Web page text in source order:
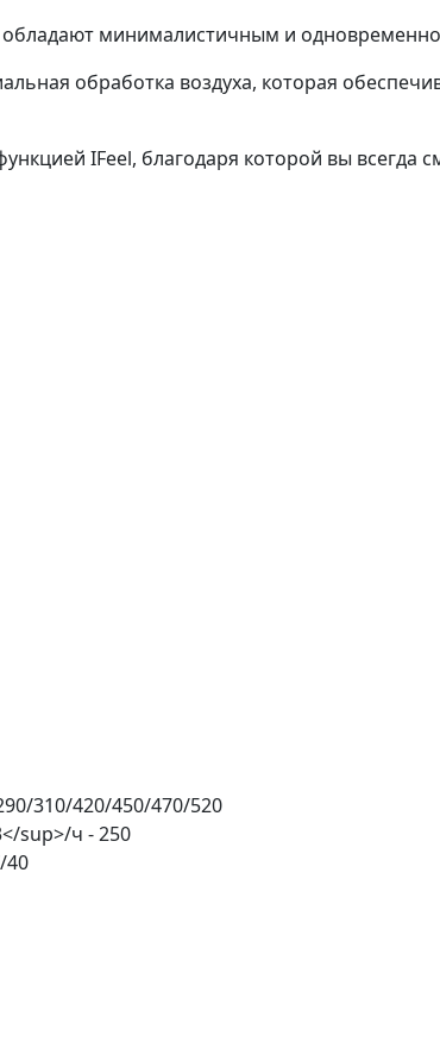
обладают минималистичным и
обработка воздуха, которая
IFeel, благодаря которой вы всегда
310/420/450/470/520
sup>/ч - 250
40